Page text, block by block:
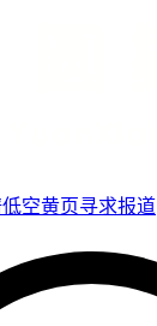
低空黄页寻求报道